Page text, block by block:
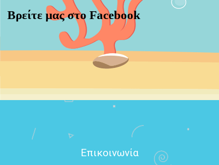
Βρείτε μας στο Facebook
Επικοινωνία